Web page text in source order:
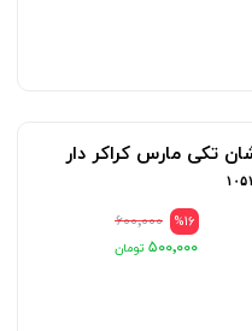
تکی مارس کراکر دار
%16 ۶۰۰٬۰۰۰
۵۰۰٬۰۰۰